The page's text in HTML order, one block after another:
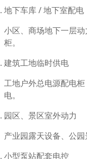
地下车库 / 地下室配电
小区、商场地下一层
柜。
建筑工地临时供电
工地户外总电源配电
电。
园区、景区室外动力
产业园露天设备、公园
小型泵站配套电控